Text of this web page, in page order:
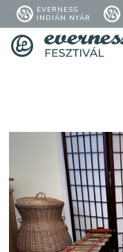
EVERNESS
INDIÁN NYÁR